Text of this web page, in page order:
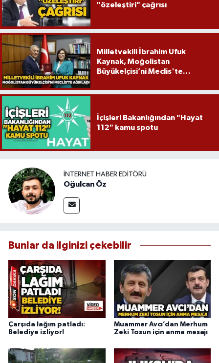
"özeleştiri" çağrısı
Milletvekili İbrahim Ufuk
Kaynak, Moğolistan
Büyükelçisi’ni Meclis'te
İçişleri Bakanlığından "Hayat
112" kamu spotu
İNTERNET HABER EDITÖRÜ
Oğulcan Öz
Bunlar da ilginizi çekebilir
Çarşıda lağım patladı:
Belediye izliyor!
Muammer Avcı’dan Merhum
Zeki Tosun için anma mesajı